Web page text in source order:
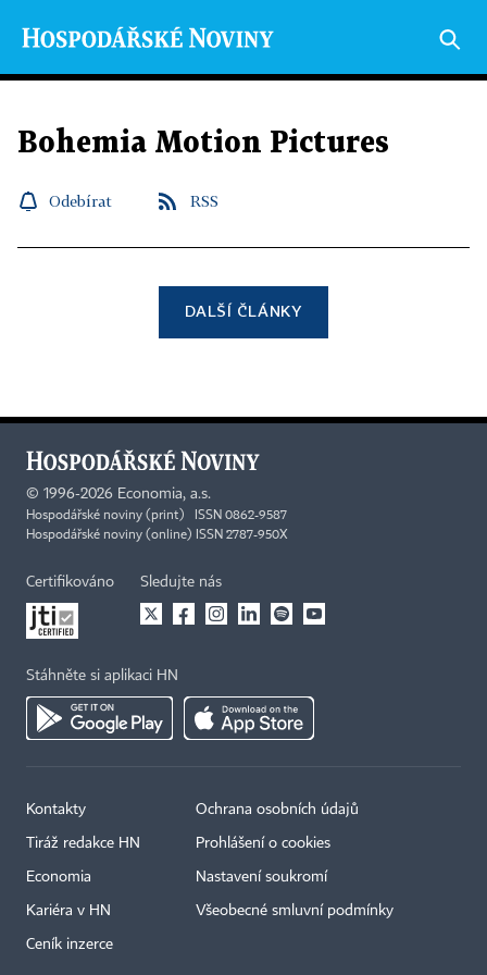
Bohemia Motion Pictures
Odebírat RSS
DALŠÍ ČLÁNKY
© 1996-2026 Economia, a.s.
Hospodářské noviny (print) ISSN 0862-9587
Hospodářské noviny (online) ISSN 2787-950X
Certifikováno Sledujte nás
Stáhněte si aplikaci HN
Kontakty
Tiráž redakce HN
Economia
Kariéra v HN
Ceník inzerce
Ochrana osobních údajů
Prohlášení o cookies
Nastavení soukromí
Všeobecné smluvní podmínky